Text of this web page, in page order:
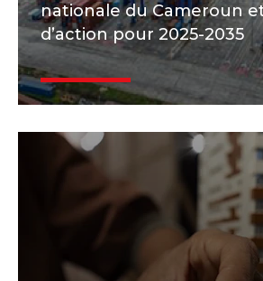
nationale du Cameroun
d’action pour 2025-2035